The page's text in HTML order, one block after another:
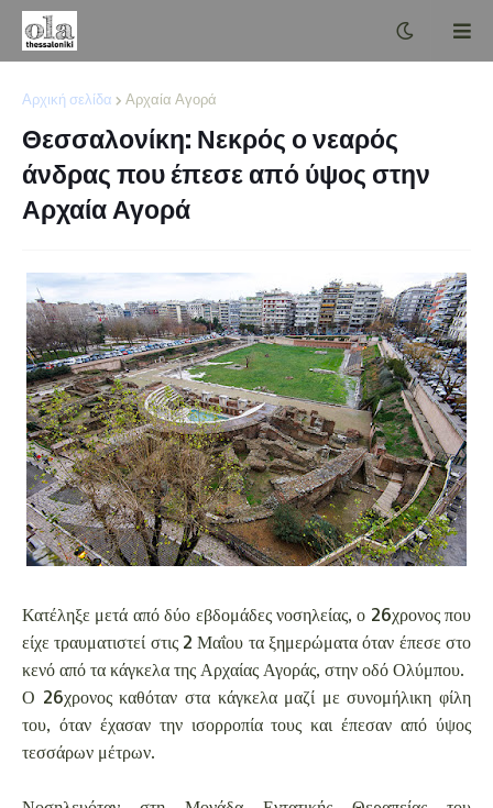
Αρχική σελίδα Αρχαία Αγορά
Θεσσαλονίκη: Νεκρός ο νεαρός
άνδρας που έπεσε από ύψος στην
Αρχαία Αγορά
Κατέληξε μετά από δύο εβδομάδες νοσηλείας, ο 26χρονος που
είχε τραυματιστεί στις 2 Μαΐου τα ξημερώματα όταν έπεσε στο
κενό από τα κάγκελα της Αρχαίας Αγοράς, στην οδό Ολύμπου.
Ο 26χρονος καθόταν στα κάγκελα μαζί με συνομήλικη φίλη
του, όταν έχασαν την ισορροπία τους και έπεσαν από ύψος
τεσσάρων μέτρων.